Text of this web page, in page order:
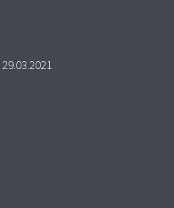
29.03.2021